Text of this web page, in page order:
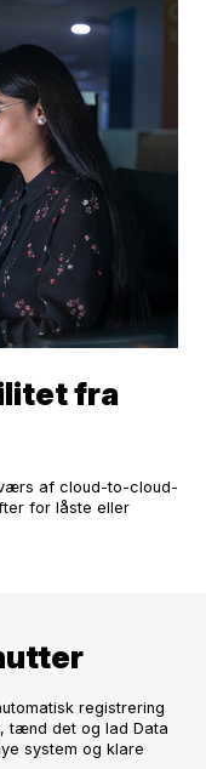
fra
af cloud-to-cloud-
for låste eller
registrering
tænd det og lad Data
system og klare